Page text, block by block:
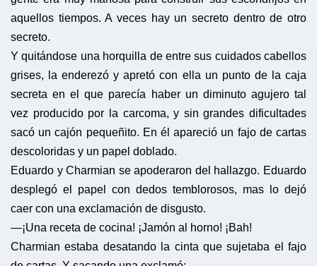
aquellos tiempos. A veces hay un secreto dentro de otro
secreto.
Y quitándose una horquilla de entre sus cuidados cabellos
grises, la enderezó y apretó con ella un punto de la caja
secreta en el que parecía haber un diminuto agujero tal
vez producido por la carcoma, y sin grandes dificultades
sacó un cajón pequeñito. En él apareció un fajo de cartas
descoloridas y un papel doblado.
Eduardo y Charmian se apoderaron del hallazgo. Eduardo
desplegó el papel con dedos temblorosos, mas lo dejó
caer con una exclamación de disgusto.
—¡Una receta de cocina! ¡Jamón al horno! ¡Bah!
Charmian estaba desatando la cinta que sujetaba el fajo